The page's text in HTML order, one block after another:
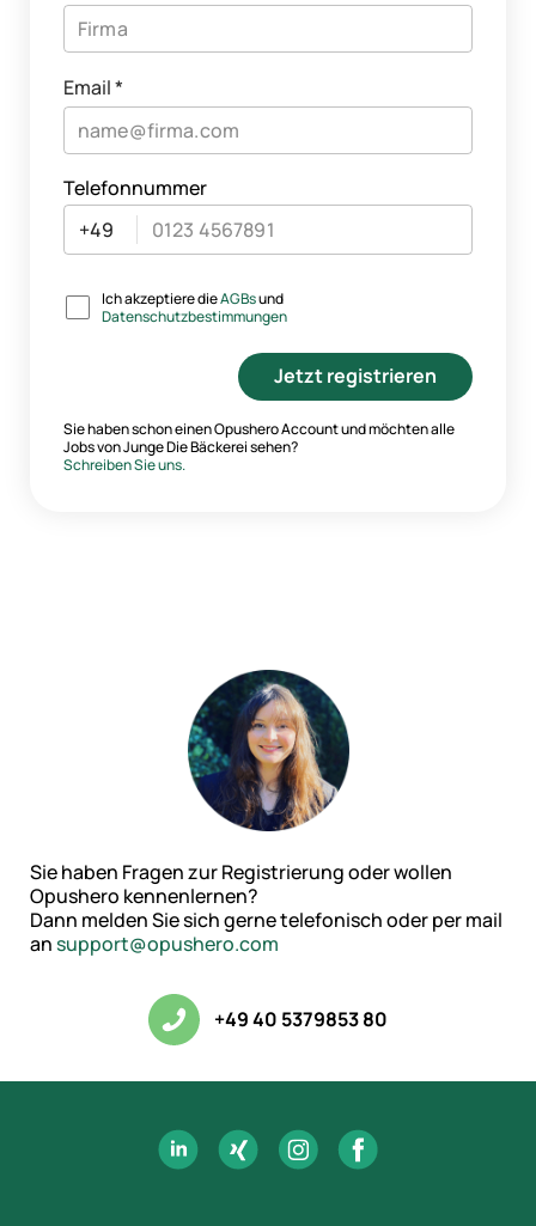
Email*
Telefonnummer
Ich akzeptiere dieAGBsund
Datenschutzbestimmungen
Jetzt registrieren
Sie haben schon einen Opushero Account und möchten alle
Jobs vonJunge Die Bäckereisehen?
Schreiben Sie uns.
Sie haben Fragen zur Registrierung oder wollen
Opushero kennenlernen?
Dann melden Sie sich gerne telefonisch oder per mail
ansupport@opushero.com
+49 40 5379853 80